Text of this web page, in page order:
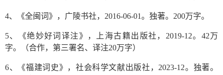
4、《全闽词》，广陵书社，2016-06-01。独著。200万字。
5、《绝妙好词译注》，上海古籍出版社，2019-12。42万
字。（合作，第三署名、译注20万字）
6、《福建词史》，社会科学文献出版社，2023-12。独著。